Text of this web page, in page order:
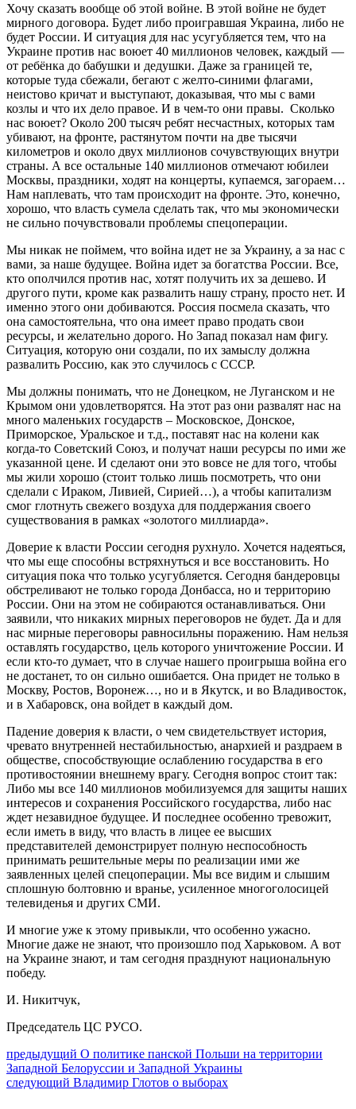
Хочу сказать вообще об этой войне. В этой войне не будет
мирного договора. Будет либо проигравшая Украина, либо не
будет России. И ситуация для нас усугубляется тем, что на
Украине против нас воюет 40 миллионов человек, каждый —
от ребёнка до бабушки и дедушки. Даже за границей те,
которые туда сбежали, бегают с желто-синими флагами,
неистово кричат и выступают, доказывая, что мы с вами
козлы и что их дело правое. И в чем-то они правы. Сколько
нас воюет? Около 200 тысяч ребят несчастных, которых там
убивают, на фронте, растянутом почти на две тысячи
километров и около двух миллионов сочувствующих внутри
страны. А все остальные 140 миллионов отмечают юбилеи
Москвы, праздники, ходят на концерты, купаемся, загораем…
Нам наплевать, что там происходит на фронте. Это, конечно,
хорошо, что власть сумела сделать так, что мы экономически
не сильно почувствовали проблемы спецоперации.
Мы никак не поймем, что война идет не за Украину, а за нас с
вами, за наше будущее. Война идет за богатства России. Все,
кто ополчился против нас, хотят получить их за дешево. И
другого пути, кроме как развалить нашу страну, просто нет. И
именно этого они добиваются. Россия посмела сказать, что
она самостоятельна, что она имеет право продать свои
ресурсы, и желательно дорого. Но Запад показал нам фигу.
Ситуация, которую они создали, по их замыслу должна
развалить Россию, как это случилось с СССР.
Мы должны понимать, что не Донецком, не Луганском и не
Крымом они удовлетворятся. На этот раз они развалят нас на
много маленьких государств – Московское, Донское,
Приморское, Уральское и т.д., поставят нас на колени как
когда-то Советский Союз, и получат наши ресурсы по ими же
указанной цене. И сделают они это вовсе не для того, чтобы
мы жили хорошо (стоит только лишь посмотреть, что они
сделали с Ираком, Ливией, Сирией…), а чтобы капитализм
смог глотнуть свежего воздуха для поддержания своего
существования в рамках «золотого миллиарда».
Доверие к власти России сегодня рухнуло. Хочется надеяться,
что мы еще способны встряхнуться и все восстановить. Но
ситуация пока что только усугубляется. Сегодня бандеровцы
обстреливают не только города Донбасса, но и территорию
России. Они на этом не собираются останавливаться. Они
заявили, что никаких мирных переговоров не будет. Да и для
нас мирные переговоры равносильны поражению. Нам нельзя
оставлять государство, цель которого уничтожение России. И
если кто-то думает, что в случае нашего проигрыша война его
не достанет, то он сильно ошибается. Она придет не только в
Москву, Ростов, Воронеж…, но и в Якутск, и во Владивосток,
и в Хабаровск, она войдет в каждый дом.
Падение доверия к власти, о чем свидетельствует история,
чревато внутренней нестабильностью, анархией и раздраем в
обществе, способствующие ослаблению государства в его
противостоянии внешнему врагу. Сегодня вопрос стоит так:
Либо мы все 140 миллионов мобилизуемся для защиты наших
интересов и сохранения Российского государства, либо нас
ждет незавидное будущее. И последнее особенно тревожит,
если иметь в виду, что власть в лицее ее высших
представителей демонстрирует полную неспособность
принимать решительные меры по реализации ими же
заявленных целей спецоперации. Мы все видим и слышим
сплошную болтовню и вранье, усиленное многоголосицей
телевиденья и других СМИ.
И многие уже к этому привыкли, что особенно ужасно.
Многие даже не знают, что произошло под Харьковом. А вот
на Украине знают, и там сегодня празднуют национальную
победу.
И. Никитчук,
Председатель ЦС РУСО.
Навигация
по
предыдущий Предыдущий
пост:
О политике панской Польши на территории
Западной Белоруссии и Западной Украины
следующий Следующее
Владимир Глотов о выборах